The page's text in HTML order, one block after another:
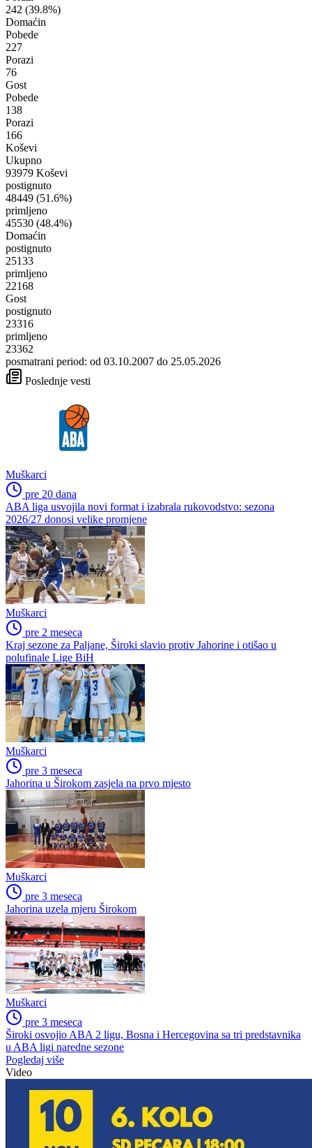
242 (39.8%)
Domaćin
Pobede
227
Porazi
76
Gost
Pobede
138
Porazi
166
Koševi
Ukupno
93979 Koševi
postignuto
48449 (51.6%)
primljeno
45530 (48.4%)
Domaćin
postignuto
25133
primljeno
22168
Gost
postignuto
23316
primljeno
23362
posmatrani period: od 03.10.2007 do 25.05.2026
Poslednje vesti
Muškarci
pre 20 dana
ABA liga usvojila novi format i izabrala rukovodstvo: sezona
2026/27 donosi velike promjene
Muškarci
pre 2 meseca
Kraj sezone za Paljane, Široki slavio protiv Jahorine i otišao u
polufinale Lige BiH
Muškarci
pre 3 meseca
Jahorina u Širokom zasjela na prvo mjesto
Muškarci
pre 3 meseca
Jahorina uzela mjeru Širokom
Muškarci
pre 3 meseca
Široki osvojio ABA 2 ligu, Bosna i Hercegovina sa tri predstavnika
u ABA ligi naredne sezone
Pogledaj više
Video